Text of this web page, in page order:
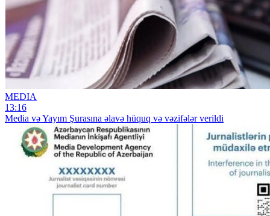
MEDIA
13:16
Media və Yayım Şurasına əlavə hüquq və vəzifələr verildi